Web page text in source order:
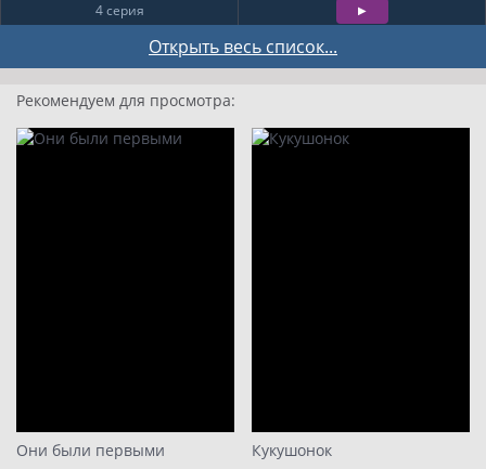
Открыть весь список...
4 серия
7 серия
8 серия
17
Рекомендуем для просмотра:
Они были первыми Кукушонок